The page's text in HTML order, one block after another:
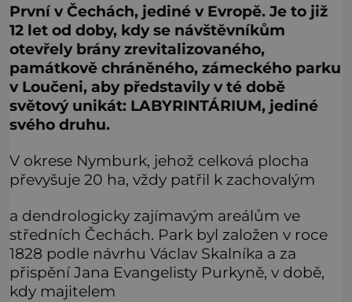
První v Čechách, jediné v Evropě. Je to již
12 let od doby, kdy se návštěvníkům
otevřely brány zrevitalizovaného,
památkově chráněného, zámeckého parku
v Loučeni, aby představily v té době
světový unikát: LABYRINTÁRIUM, jediné
svého druhu.
V okrese Nymburk, jehož celková plocha
převyšuje 20 ha, vždy patřil k zachovalým
a dendrologicky zajímavým areálům ve
středních Čechách. Park byl založen v roce
1828 podle návrhu Václav Skalníka a za
přispění Jana Evangelisty Purkyně, v době,
kdy majitelem